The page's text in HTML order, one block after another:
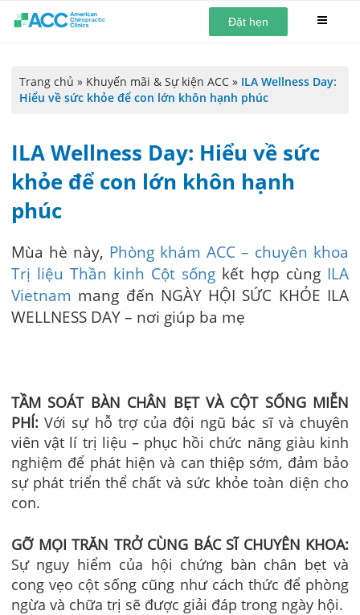
Đặt hẹn
Trang chủ » Khuyến mãi & Sự kiện ACC » ILA Wellness Day:
Hiểu về sức khỏe để con lớn khôn hạnh phúc
ILA Wellness Day: Hiểu về sức
khỏe để con lớn khôn hạnh
phúc
Mùa hè này, Phòng khám ACC – chuyên khoa
Trị liệu Thần kinh Cột sống kết hợp cùng ILA
Vietnam mang đến NGÀY HỘI SỨC KHỎE ILA
WELLNESS DAY – nơi giúp ba mẹ
TẦM SOÁT BÀN CHÂN BẸT VÀ CỘT SỐNG MIỄN
PHÍ: Với sự hỗ trợ của đội ngũ bác sĩ và chuyên
viên vật lí trị liệu – phục hồi chức năng giàu kinh
nghiệm để phát hiện và can thiệp sớm, đảm bảo
sự phát triển thể chất và sức khỏe toàn diện cho
con.
GỠ MỌI TRĂN TRỞ CÙNG BÁC SĨ CHUYÊN KHOA:
Sự nguy hiểm của hội chứng bàn chân bẹt và
cong vẹo cột sống cũng như cách thức để phòng
ngừa và chữa trị sẽ được giải đáp trong ngày hội.